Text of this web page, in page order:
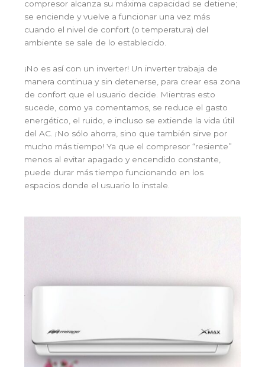
compresor alcanza su máxima capacidad se detiene;
se enciende y vuelve a funcionar una vez más
cuando el nivel de confort (o temperatura) del
ambiente se sale de lo establecido.
¡No es así con un inverter! Un inverter trabaja de
manera continua y sin detenerse, para crear esa zona
de confort que el usuario decide. Mientras esto
sucede, como ya comentamos, se reduce el gasto
energético, el ruido, e incluso se extiende la vida útil
del AC. ¡No sólo ahorra, sino que también sirve por
mucho más tiempo! Ya que el compresor “resiente”
menos al evitar apagado y encendido constante,
puede durar más tiempo funcionando en los
espacios donde el usuario lo instale.